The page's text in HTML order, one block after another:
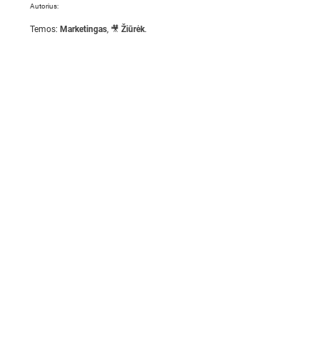
Autorius:
Temos: Marketingas, 🎥 Žiūrėk.